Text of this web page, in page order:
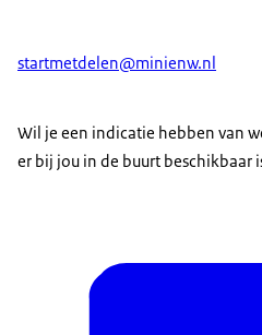
startmetdelen@minienw.nl
Wil je een indicatie hebben van
er bij jou in de buurt beschikbaar